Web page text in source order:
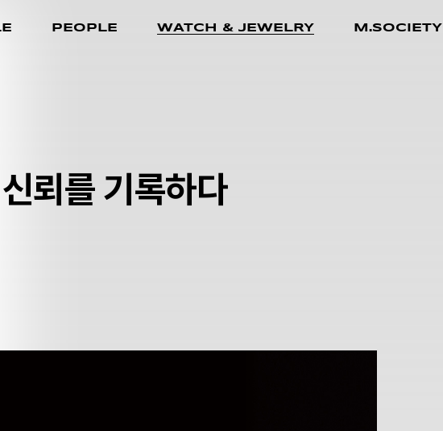
PEOPLE WATCH & JEWELRY M.SOCIETY
뢰를 기록하다